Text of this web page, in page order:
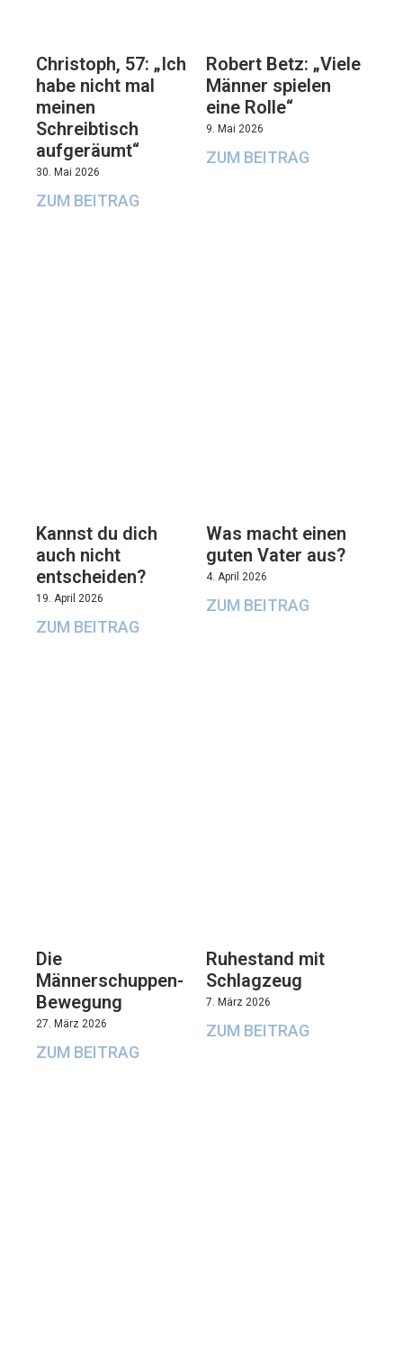
Christoph, 57: „Ich
habe nicht mal
meinen
Schreibtisch
aufgeräumt“
30. Mai 2026
ZUM BEITRAG
Robert Betz: „Viele
Männer spielen
eine Rolle“
9. Mai 2026
ZUM BEITRAG
Kannst du dich
auch nicht
entscheiden?
19. April 2026
ZUM BEITRAG
Was macht einen
guten Vater aus?
4. April 2026
ZUM BEITRAG
Die
Männerschuppen-
Bewegung
27. März 2026
ZUM BEITRAG
Ruhestand mit
Schlagzeug
7. März 2026
ZUM BEITRAG